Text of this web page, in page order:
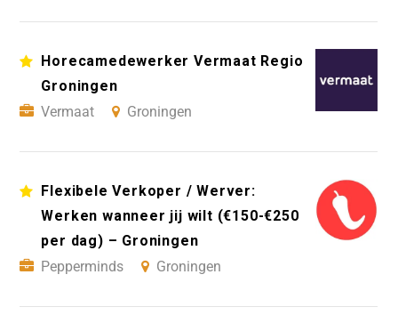
Horecamedewerker Vermaat Regio
Groningen
Vermaat
Groningen
Flexibele Verkoper / Werver:
Werken wanneer jij wilt (€150-€250
per dag) – Groningen
Pepperminds
Groningen